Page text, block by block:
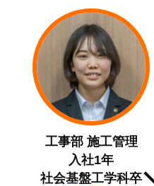
工事部 施工管理
入社1年
社会基盤工学科卒